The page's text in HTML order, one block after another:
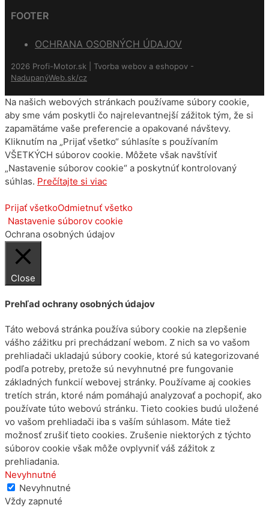
FOOTER
OCHRANA OSOBNÝCH ÚDAJOV
2026 Profi-Motor.sk | Tvorba webov a eshopov -
NadupanýWeb.sk/cz
Na našich webových stránkach používame súbory cookie,
aby sme vám poskytli čo najrelevantnejší zážitok tým, že si
zapamätáme vaše preferencie a opakované návštevy.
Kliknutím na „Prijať všetko“ súhlasíte s používaním
VŠETKÝCH súborov cookie. Môžete však navštíviť
„Nastavenie súborov cookie“ a poskytnúť kontrolovaný
súhlas. Prečítajte si viac
Prijať všetkoOdmietnuť všetko
Nastavenie súborov cookie
Ochrana osobných údajov
Close
Prehľad ochrany osobných údajov
Táto webová stránka používa súbory cookie na zlepšenie
vášho zážitku pri prechádzaní webom. Z nich sa vo vašom
prehliadači ukladajú súbory cookie, ktoré sú kategorizované
podľa potreby, pretože sú nevyhnutné pre fungovanie
základných funkcií webovej stránky. Používame aj cookies
tretích strán, ktoré nám pomáhajú analyzovať a pochopiť, ako
používate túto webovú stránku. Tieto cookies budú uložené
vo vašom prehliadači iba s vaším súhlasom. Máte tiež
možnosť zrušiť tieto cookies. Zrušenie niektorých z týchto
súborov cookie však môže ovplyvniť váš zážitok z
prehliadania.
Nevyhnutné
Nevyhnutné
Vždy zapnuté